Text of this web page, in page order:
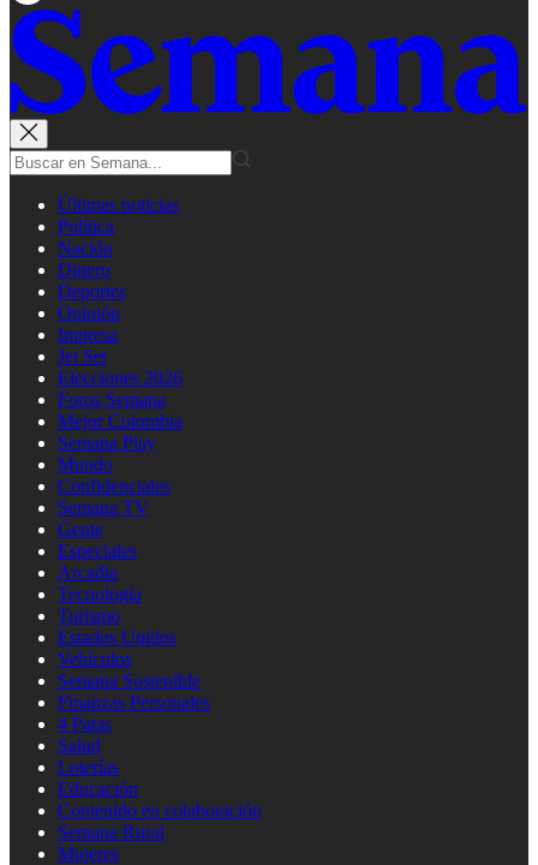
Últimas noticias
Política
Nación
Dinero
Deportes
Opinión
Impresa
Jet Set
Elecciones 2026
Foros Semana
Mejor Colombia
Semana Play
Mundo
Confidenciales
Semana TV
Gente
Especiales
Arcadia
Tecnología
Turismo
Estados Unidos
Vehículos
Semana Sostenible
Finanzas Personales
4 Patas
Salud
Loterías
Educación
Contenido en colaboración
Semana Rural
Mujeres